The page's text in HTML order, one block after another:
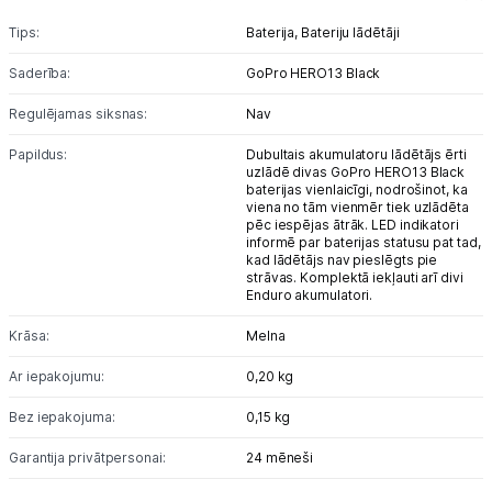
Tips: Baterija, Bateriju lādētāji
Saderība: GoPro HERO13 Black
Regulējamas siksnas: Nav
Papildus:
Dubultais akumulatoru lādētājs ērti
uzlādē divas GoPro HERO13 Black
baterijas vienlaicīgi, nodrošinot, ka
viena no tām vienmēr tiek uzlādēta
pēc iespējas ātrāk. LED indikatori
informē par baterijas statusu pat tad,
kad lādētājs nav pieslēgts pie
strāvas. Komplektā iekļauti arī divi
Enduro akumulatori.
Krāsa: Melna
Ar iepakojumu: 0,20 kg
Bez iepakojuma: 0,15 kg
Garantija privātpersonai: 24 mēneši